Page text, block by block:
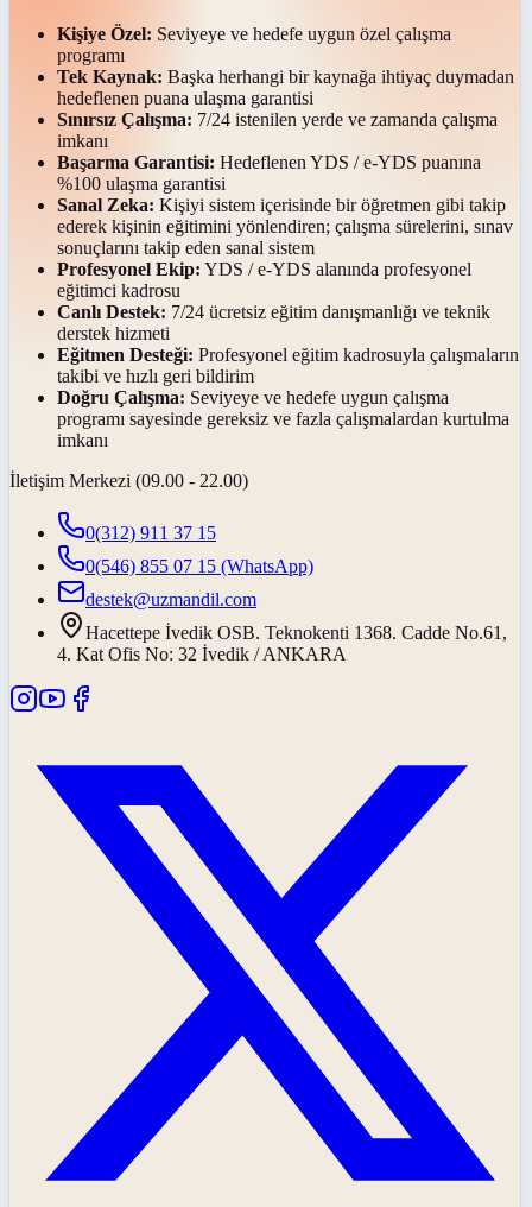
Kişiye Özel: Seviyeye ve hedefe uygun özel çalışma
programı
Tek Kaynak: Başka herhangi bir kaynağa ihtiyaç duymadan
hedeflenen puana ulaşma garantisi
Sınırsız Çalışma: 7/24 istenilen yerde ve zamanda çalışma
imkanı
Başarma Garantisi: Hedeflenen YDS / e-YDS puanına
%100 ulaşma garantisi
Sanal Zeka: Kişiyi sistem içerisinde bir öğretmen gibi takip
ederek kişinin eğitimini yönlendiren; çalışma sürelerini, sınav
sonuçlarını takip eden sanal sistem
Profesyonel Ekip: YDS / e-YDS alanında profesyonel
eğitimci kadrosu
Canlı Destek: 7/24 ücretsiz eğitim danışmanlığı ve teknik
derstek hizmeti
Eğitmen Desteği: Profesyonel eğitim kadrosuyla çalışmaların
takibi ve hızlı geri bildirim
Doğru Çalışma: Seviyeye ve hedefe uygun çalışma
programı sayesinde gereksiz ve fazla çalışmalardan kurtulma
imkanı
İletişim Merkezi (09.00 - 22.00)
0(312) 911 37 15
0(546) 855 07 15 (WhatsApp)
destek@uzmandil.com
Hacettepe İvedik OSB. Teknokenti 1368. Cadde No.61,
4. Kat Ofis No: 32 İvedik / ANKARA